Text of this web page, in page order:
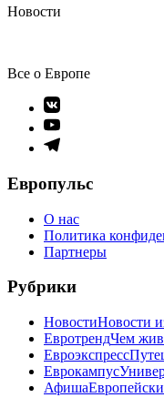
Новости
Все о Европе
Элемент
меню
Элемент
меню
Элемент
Европульс
О нас
Политика
Партнеры
Рубрики
НовостиНовости
ЕвротрендЧем
Евроэкспресс
Еврокампус
Афиша